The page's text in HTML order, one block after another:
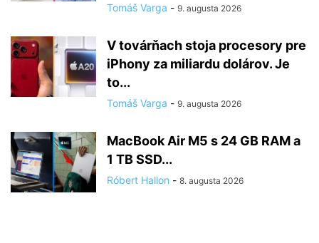
Tomáš Varga - 9. augusta 2026
V továrňach stoja procesory pre
iPhony za miliardu dolárov. Je
to...
Tomáš Varga - 9. augusta 2026
MacBook Air M5 s 24 GB RAM a
1 TB SSD...
Róbert Hallon - 8. augusta 2026